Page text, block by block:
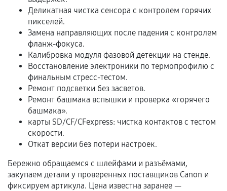
Расширенная гарантия
В некоторых случаях возможно оформление
расширенной гарантии. Стоимость, сроки и
условия продления согласовываются отдельно и
фиксируются в документах.
Когда гарантия не действует
Нарушение правил эксплуатации,
механические повреждения, попадание влаги,
Самостоятельный ремонт или вмешательство
третьих лиц.
Деликатная чистка сенсора с контролем горячих
пикселей.
Замена направляющих после падения с контролем
фланж-фокуса.
Калибровка модуля фазовой детекции на стенде.
Восстановление электроники по термопрофилю с
финальным стресс-тестом.
Ремонт подсветки без засветов.
Ремонт башмака вспышки и проверка «горячего
башмака».
карты SD/CF/CFexpress: чистка контактов с тестом
скорости.
Откат версии без потери настроек.
Бережно обращаемся с шлейфами и разъёмами,
закупаем детали у проверенных поставщиков Canon и
фиксируем артикула. Цена известна заранее —